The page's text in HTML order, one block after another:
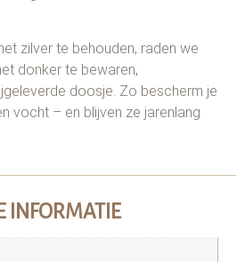
zilver te behouden, raden we
donker te bewaren,
doosje. Zo bescherm je
vocht – en blijven ze jarenlang
INFORMATIE